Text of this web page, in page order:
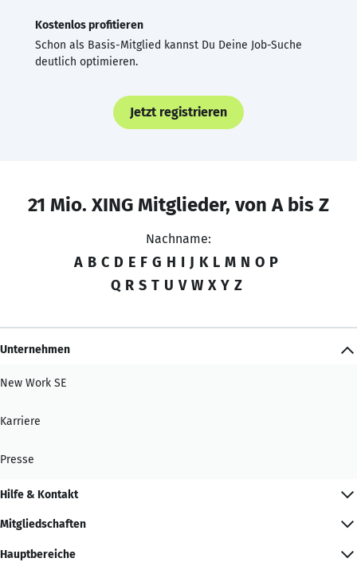
Kostenlos profitieren
Schon als Basis-Mitglied kannst Du Deine Job-Suche
deutlich optimieren.
Jetzt registrieren
21 Mio. XING Mitglieder, von A bis Z
Nachname:
A B C D E F G H I J K L M N O P
Q R S T U V W X Y Z
Unternehmen
New Work SE
Karriere
Presse
Hilfe & Kontakt
Mitgliedschaften
Hauptbereiche